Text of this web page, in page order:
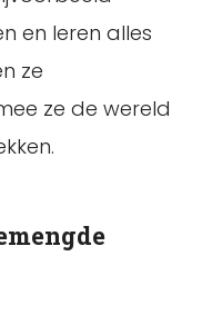
en leren alles
ze
ze de wereld